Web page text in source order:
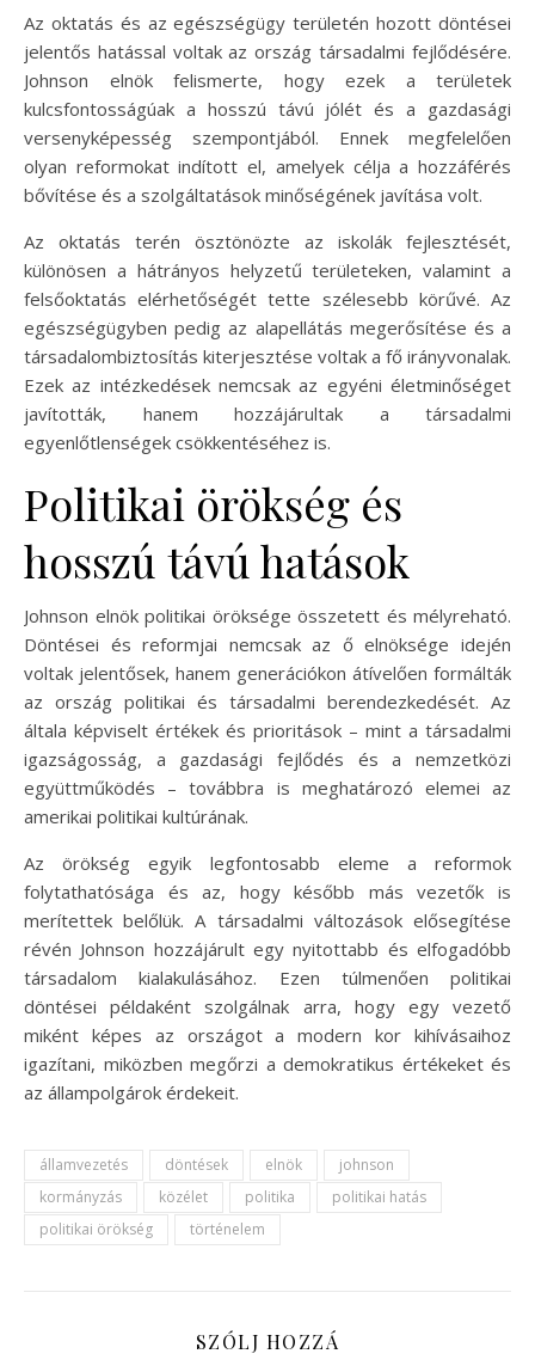
Az oktatás és az egészségügy területén hozott döntései
jelentős hatással voltak az ország társadalmi fejlődésére.
Johnson elnök felismerte, hogy ezek a területek
kulcsfontosságúak a hosszú távú jólét és a gazdasági
versenyképesség szempontjából. Ennek megfelelően
olyan reformokat indított el, amelyek célja a hozzáférés
bővítése és a szolgáltatások minőségének javítása volt.
Az oktatás terén ösztönözte az iskolák fejlesztését,
különösen a hátrányos helyzetű területeken, valamint a
felsőoktatás elérhetőségét tette szélesebb körűvé. Az
egészségügyben pedig az alapellátás megerősítése és a
társadalombiztosítás kiterjesztése voltak a fő irányvonalak.
Ezek az intézkedések nemcsak az egyéni életminőséget
javították, hanem hozzájárultak a társadalmi
egyenlőtlenségek csökkentéséhez is.
Politikai örökség és
hosszú távú hatások
Johnson elnök politikai öröksége összetett és mélyreható.
Döntései és reformjai nemcsak az ő elnöksége idején
voltak jelentősek, hanem generációkon átívelően formálták
az ország politikai és társadalmi berendezkedését. Az
általa képviselt értékek és prioritások – mint a társadalmi
igazságosság, a gazdasági fejlődés és a nemzetközi
együttműködés – továbbra is meghatározó elemei az
amerikai politikai kultúrának.
Az örökség egyik legfontosabb eleme a reformok
folytathatósága és az, hogy később más vezetők is
merítettek belőlük. A társadalmi változások elősegítése
révén Johnson hozzájárult egy nyitottabb és elfogadóbb
társadalom kialakulásához. Ezen túlmenően politikai
döntései példaként szolgálnak arra, hogy egy vezető
miként képes az országot a modern kor kihívásaihoz
igazítani, miközben megőrzi a demokratikus értékeket és
az állampolgárok érdekeit.
államvezetés döntések elnök
johnson
kormányzás
közélet politika
politikai hatás
politikai örökség
történelem
SZÓLJ HOZZÁ